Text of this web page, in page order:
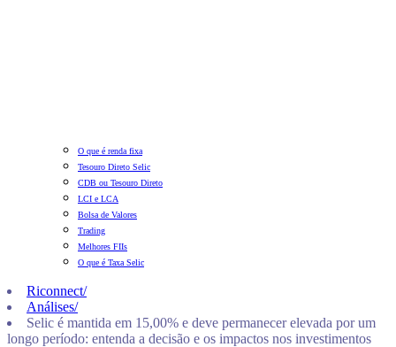
O que é renda fixa
Tesouro Direto Selic
CDB ou Tesouro Direto
LCI e LCA
Bolsa de Valores
Trading
Melhores FIIs
O que é Taxa Selic
Riconnect/
Análises/
Selic é mantida em 15,00% e deve permanecer elevada por um
longo período: entenda a decisão e os impactos nos investimentos